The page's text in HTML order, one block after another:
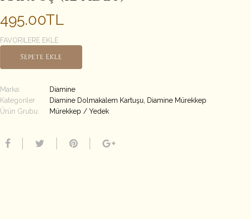
495.00TL
FAVORILERE EKLE
Sepete Ekle
Marka:
Diamine
Kategoriler
Diamine Dolmakalem Kartuşu
Diamine Mürekkep
Ürün Grubu:
Mürekkep / Yedek